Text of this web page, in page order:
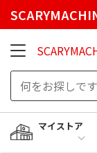
マイストア